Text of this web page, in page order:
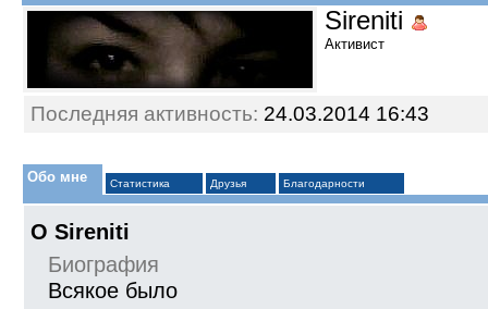
Sireniti
Активист
Последняя активность: 24.03.2014 16:43
Обо мне Статистика Друзья Благодарности
О Sireniti
Биография
Всякое было